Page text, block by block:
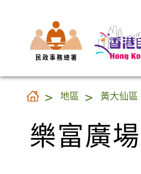
民 政 事 務 總 署
樂富廣場
地區 黃大仙區
樂富廣場